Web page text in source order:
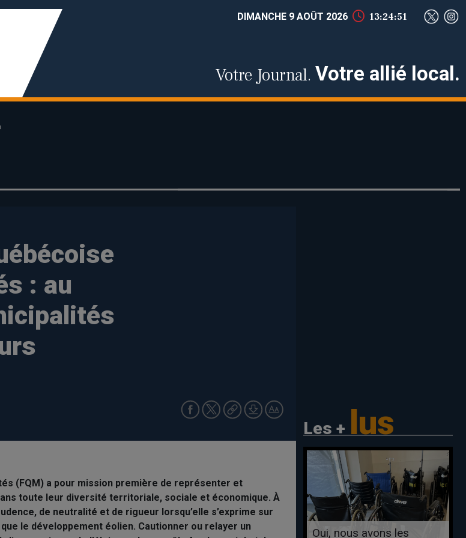
DIMANCHE 9 AOÛT 2026 13:24:52
Votre Journal. Votre allié local.
: au
Les + lus
(FQM) a pour mission première de représenter et
toute leur diversité territoriale, sociale et économique. À
de neutralité et de rigueur lorsqu’elle s’exprime sur
le développement éolien. Cautionner ou relayer un
Oui, nous avons les